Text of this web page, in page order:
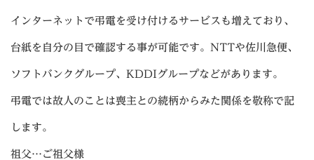
インターネットで弔電を受け付けるサービスも増えており、
台紙を自分の目で確認する事が可能です。NTTや佐川急便、
ソフトバンクグループ、KDDIグループなどがあります。
弔電では故人のことは喪主との続柄からみた関係を敬称で記
します。
祖父…ご祖父様